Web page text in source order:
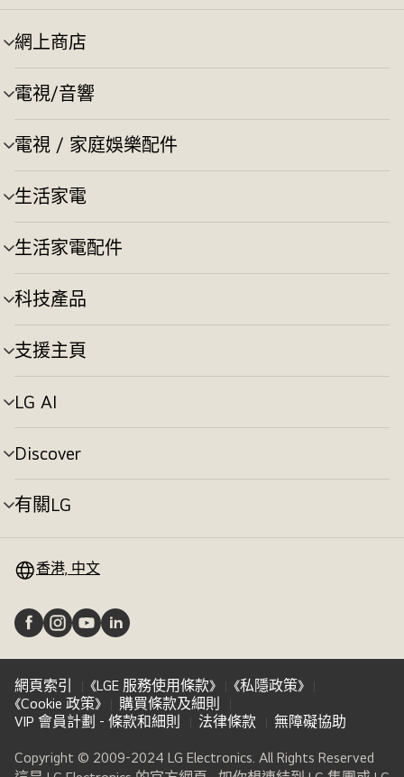
網上商店
選
單
切
換
電視/音響
選
單
切
換
電視 / 家庭娛樂配件
選
單
切
換
生活家電
選
單
切
換
生活家電配件
選
單
切
換
科技產品
選
單
切
換
支援主頁
選
單
切
換
LG AI
選
單
切
換
Discover
選
單
切
換
有關LG
選
換 香港, 中文
網頁索引 《LGE 服務使用條款》
《私隱政策》
《Cookie 政策》
購買條款及細則
VIP 會員計劃 - 條款和細則
法律條款 無障礙協助
Copyright © 2009-2024 LG Electronics. All Rights Reserved